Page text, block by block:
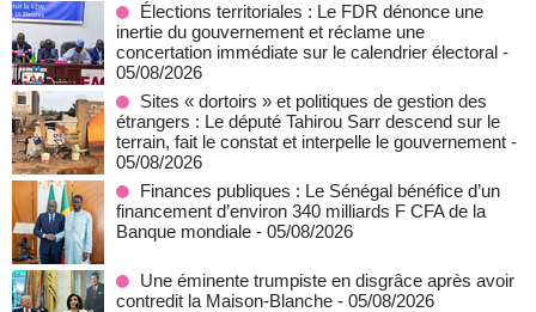
Élections territoriales : Le FDR dénonce une
inertie du gouvernement et réclame une
concertation immédiate sur le calendrier électoral -
05/08/2026
Sites « dortoirs » et politiques de gestion des
étrangers : Le député Tahirou Sarr descend sur le
terrain, fait le constat et interpelle le gouvernement -
05/08/2026
Finances publiques : Le Sénégal bénéfice d’un
financement d’environ 340 milliards F CFA de la
Banque mondiale - 05/08/2026
Une éminente trumpiste en disgrâce après avoir
contredit la Maison-Blanche - 05/08/2026